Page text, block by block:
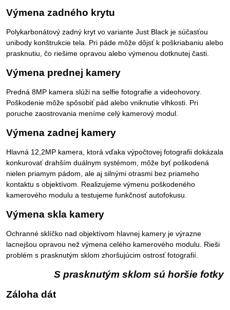
Výmena zadného krytu
Polykarbonátový zadný kryt vo variante Just Black je súčasťou
unibody konštrukcie tela. Pri páde môže dôjsť k poškriabaniu alebo
prasknutiu, čo riešime opravou alebo výmenou dotknutej časti.
Výmena prednej kamery
Predná 8MP kamera slúži na selfie fotografie a videohovory.
Poškodenie môže spôsobiť pád alebo vniknutie vlhkosti. Pri
poruche zaostrovania meníme celý kamerový modul.
Výmena zadnej kamery
Hlavná 12,2MP kamera, ktorá vďaka výpočtovej fotografii dokázala
konkurovať drahším duálnym systémom, môže byť poškodená
nielen priamym pádom, ale aj silnými otrasmi bez priameho
kontaktu s objektívom. Realizujeme výmenu poškodeného
kamerového modulu a testujeme funkčnosť autofokusu.
Výmena skla kamery
Ochranné sklíčko nad objektívom hlavnej kamery je výrazne
lacnejšou opravou než výmena celého kamerového modulu. Rieši
problém s prasknutým sklom zhoršujúcim ostrosť fotografií.
S prasknutým sklom sú horšie fotky
Záloha dát